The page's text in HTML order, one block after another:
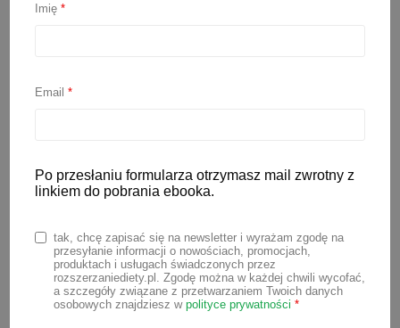
Świąteczne potrawy (nie
tylko) dla dzieci (e-book)
Imię*
Email*
Po przesłaniu formularza otrzymasz mail zwrotny z
linkiem do pobrania ebooka.
tak, chcę zapisać się na newsletter i wyrażam zgodę na
przesyłanie informacji o nowościach, promocjach,
produktach i usługach świadczonych przez
rozszerzaniediety.pl. Zgodę można w każdej chwili wycofać,
a szczegóły związane z przetwarzaniem Twoich danych
osobowych znajdziesz w polityce prywatności *